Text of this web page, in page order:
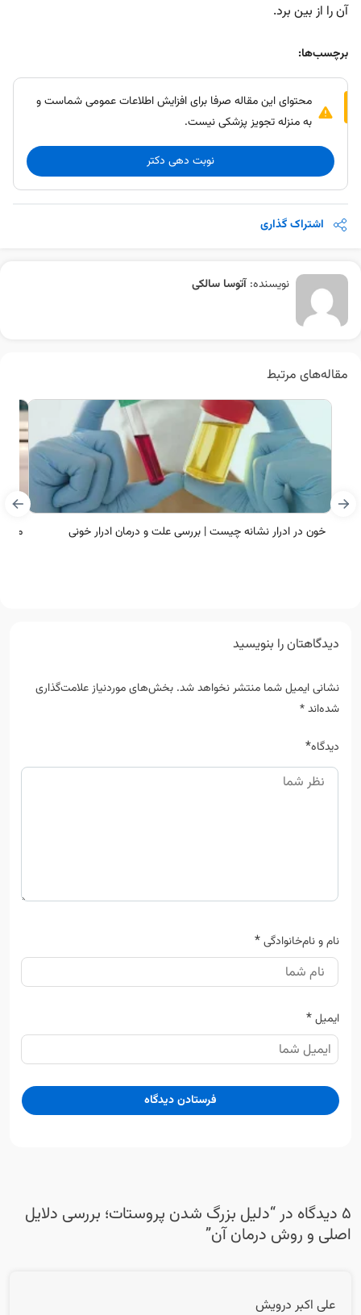
آن را از بین برد.
برچسب‌ها:
محتوای این مقاله صرفا برای افزایش اطلاعات عمومی شماست و
به منزله تجویز پزشکی نیست.
نوبت دهی دکتر
اشتراک گذاری
نویسنده: آتوسا سالکی
مقاله‌های مرتبط
خون در ادرار نشانه چیست | بررسی علت و درمان ادرار خونی
دیدگاهتان را بنویسید
نشانی ایمیل شما منتشر نخواهد شد. بخش‌های موردنیاز علامت‌گذاری
شده‌اند*
دیدگاه*
نام و نام‌خانوادگی*
ایمیل*
5 دیدگاه در “
دلیل بزرگ شدن پروستات؛ بررسی دلایل
اصلی و روش درمان آن”
علی اکبر درویش